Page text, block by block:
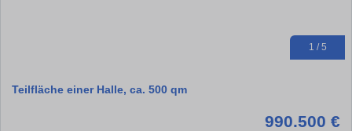
1 / 5
Teilfläche einer Halle, ca. 500 qm
990.500 €